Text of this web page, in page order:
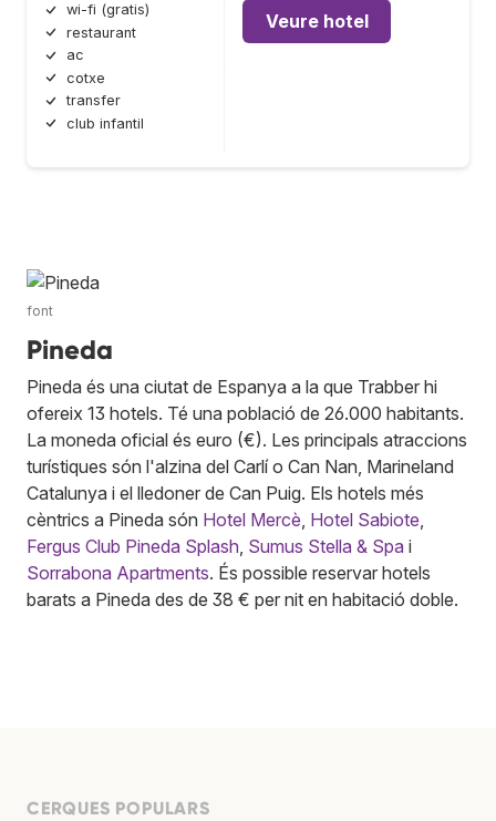
wi-fi (gratis)
restaurant
ac
cotxe
transfer
club infantil
Veure hotel
font
Pineda
Pineda és una ciutat de Espanya a la que Trabber hi
ofereix 13 hotels. Té una població de 26.000 habitants.
La moneda oficial és euro (€). Les principals atraccions
turístiques són l'alzina del Carlí o Can Nan, Marineland
Catalunya i el lledoner de Can Puig. Els hotels més
cèntrics a Pineda són Hotel Mercè, Hotel Sabiote,
Fergus Club Pineda Splash, Sumus Stella & Spa i
Sorrabona Apartments. És possible reservar hotels
barats a Pineda des de 38 € per nit en habitació doble.
CERQUES POPULARS